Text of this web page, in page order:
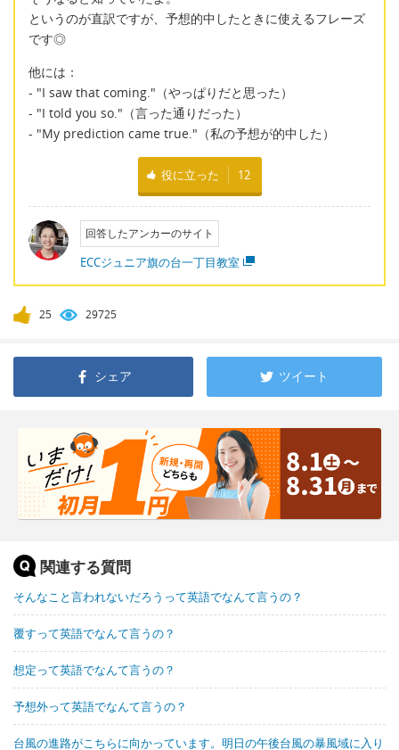
というのが直訳ですが、予想的中したときに使えるフレーズ
です◎
他には：
- "I saw that coming."（やっぱりだと思った）
- "I told you so."（言った通りだった）
- "My prediction came true."（私の予想が的中した）
役に立った 12
回答したアンカーのサイト
ECCジュニア旗の台一丁目教室
25 29725
シェア ツイート
関連する質問
そんなこと言われないだろうって英語でなんて言うの？
覆すって英語でなんて言うの？
想定って英語でなんて言うの？
予想外って英語でなんて言うの？
台風の進路がこちらに向かっています。明日の午後台風の暴風域に入り